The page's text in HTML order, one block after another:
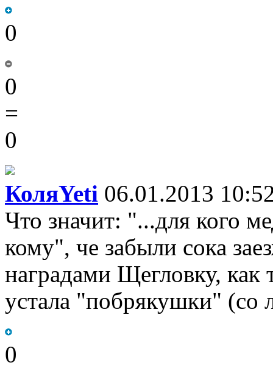
0
0
=
0
КоляYeti 06.01.2013
Что значит: "...для кого
кому", че забыли сока
наградами Щегловку, как
устала "побрякушки" (со
0